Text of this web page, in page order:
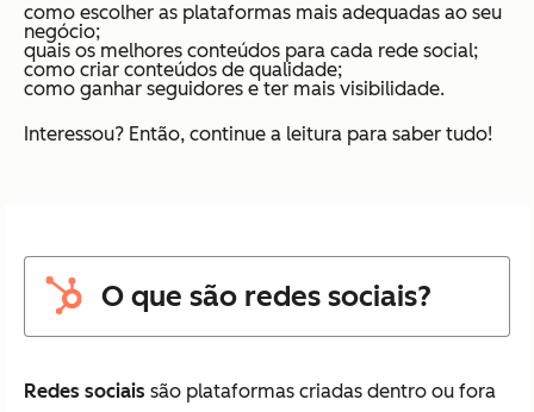
como escolher as plataformas mais adequadas ao seu
negócio;
quais os melhores conteúdos para cada rede social;
como criar conteúdos de qualidade;
como ganhar seguidores e ter mais visibilidade.
Interessou? Então, continue a leitura para saber tudo!
O que são redes sociais?
Redes sociais são plataformas criadas dentro ou fora